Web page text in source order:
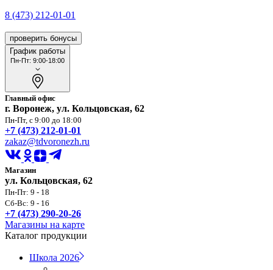
8 (473) 212-01-01
проверить бонусы
График работы
Пн-Пт: 9:00-18:00
Главный офис
г. Воронеж, ул. Кольцовская, 62
Пн-Пт, с 9:00 до 18:00
+7 (473) 212-01-01
zakaz@tdvoronezh.ru
Магазин
ул. Кольцовская, 62
Пн-Пт: 9 - 18
Сб-Вс: 9 - 16
+7 (473) 290-20-26
Магазины на карте
Каталог продукции
Школа 2026